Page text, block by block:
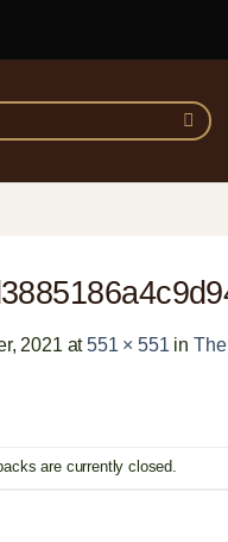
2021 at551 × 551 in
are currently closed.